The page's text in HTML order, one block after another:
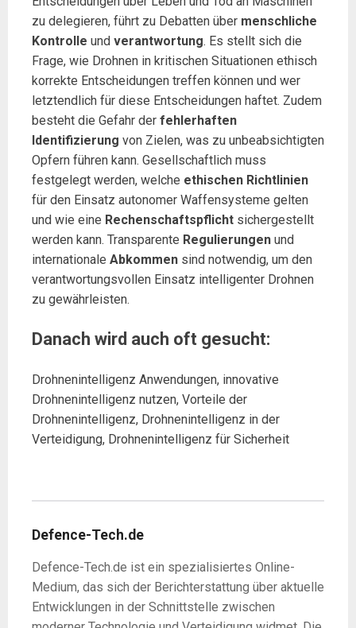
zu delegieren, führt zu Debatten über menschliche
Kontrolle und verantwortung. Es stellt sich die
Frage, wie Drohnen in kritischen Situationen ethisch
korrekte Entscheidungen treffen können und wer
letztendlich für diese Entscheidungen haftet. Zudem
besteht die Gefahr der fehlerhaften
Identifizierung von Zielen, was zu unbeabsichtigten
Opfern führen kann. Gesellschaftlich muss
festgelegt werden, welche ethischen Richtlinien
für den Einsatz autonomer Waffensysteme gelten
und wie eine Rechenschaftspflicht sichergestellt
werden kann. Transparente Regulierungen und
internationale Abkommen sind notwendig, um den
verantwortungsvollen Einsatz intelligenter Drohnen
zu gewährleisten.
Danach wird auch oft gesucht:
Drohnenintelligenz Anwendungen, innovative
Drohnenintelligenz nutzen, Vorteile der
Drohnenintelligenz, Drohnenintelligenz in der
Verteidigung, Drohnenintelligenz für Sicherheit
Defence-Tech.de
Defence-Tech.de ist ein spezialisiertes Online-
Medium, das sich der Berichterstattung über aktuelle
Entwicklungen in der Schnittstelle zwischen